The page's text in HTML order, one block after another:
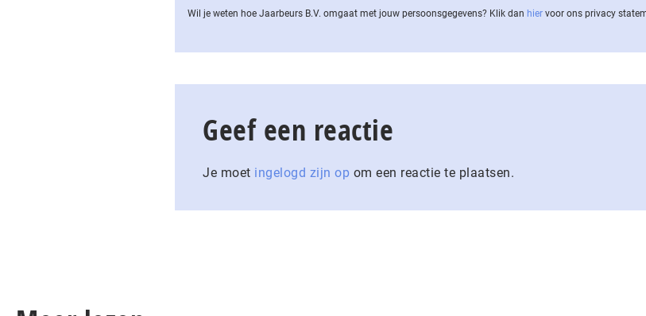
Wil je weten hoe Jaarbeurs B.V. omgaat met jouw per­soons­ge­ge­vens? Klik dan hier voor ons privacy
Geef een reactie
Je moet ingelogd zijn op om een reactie te plaatsen.